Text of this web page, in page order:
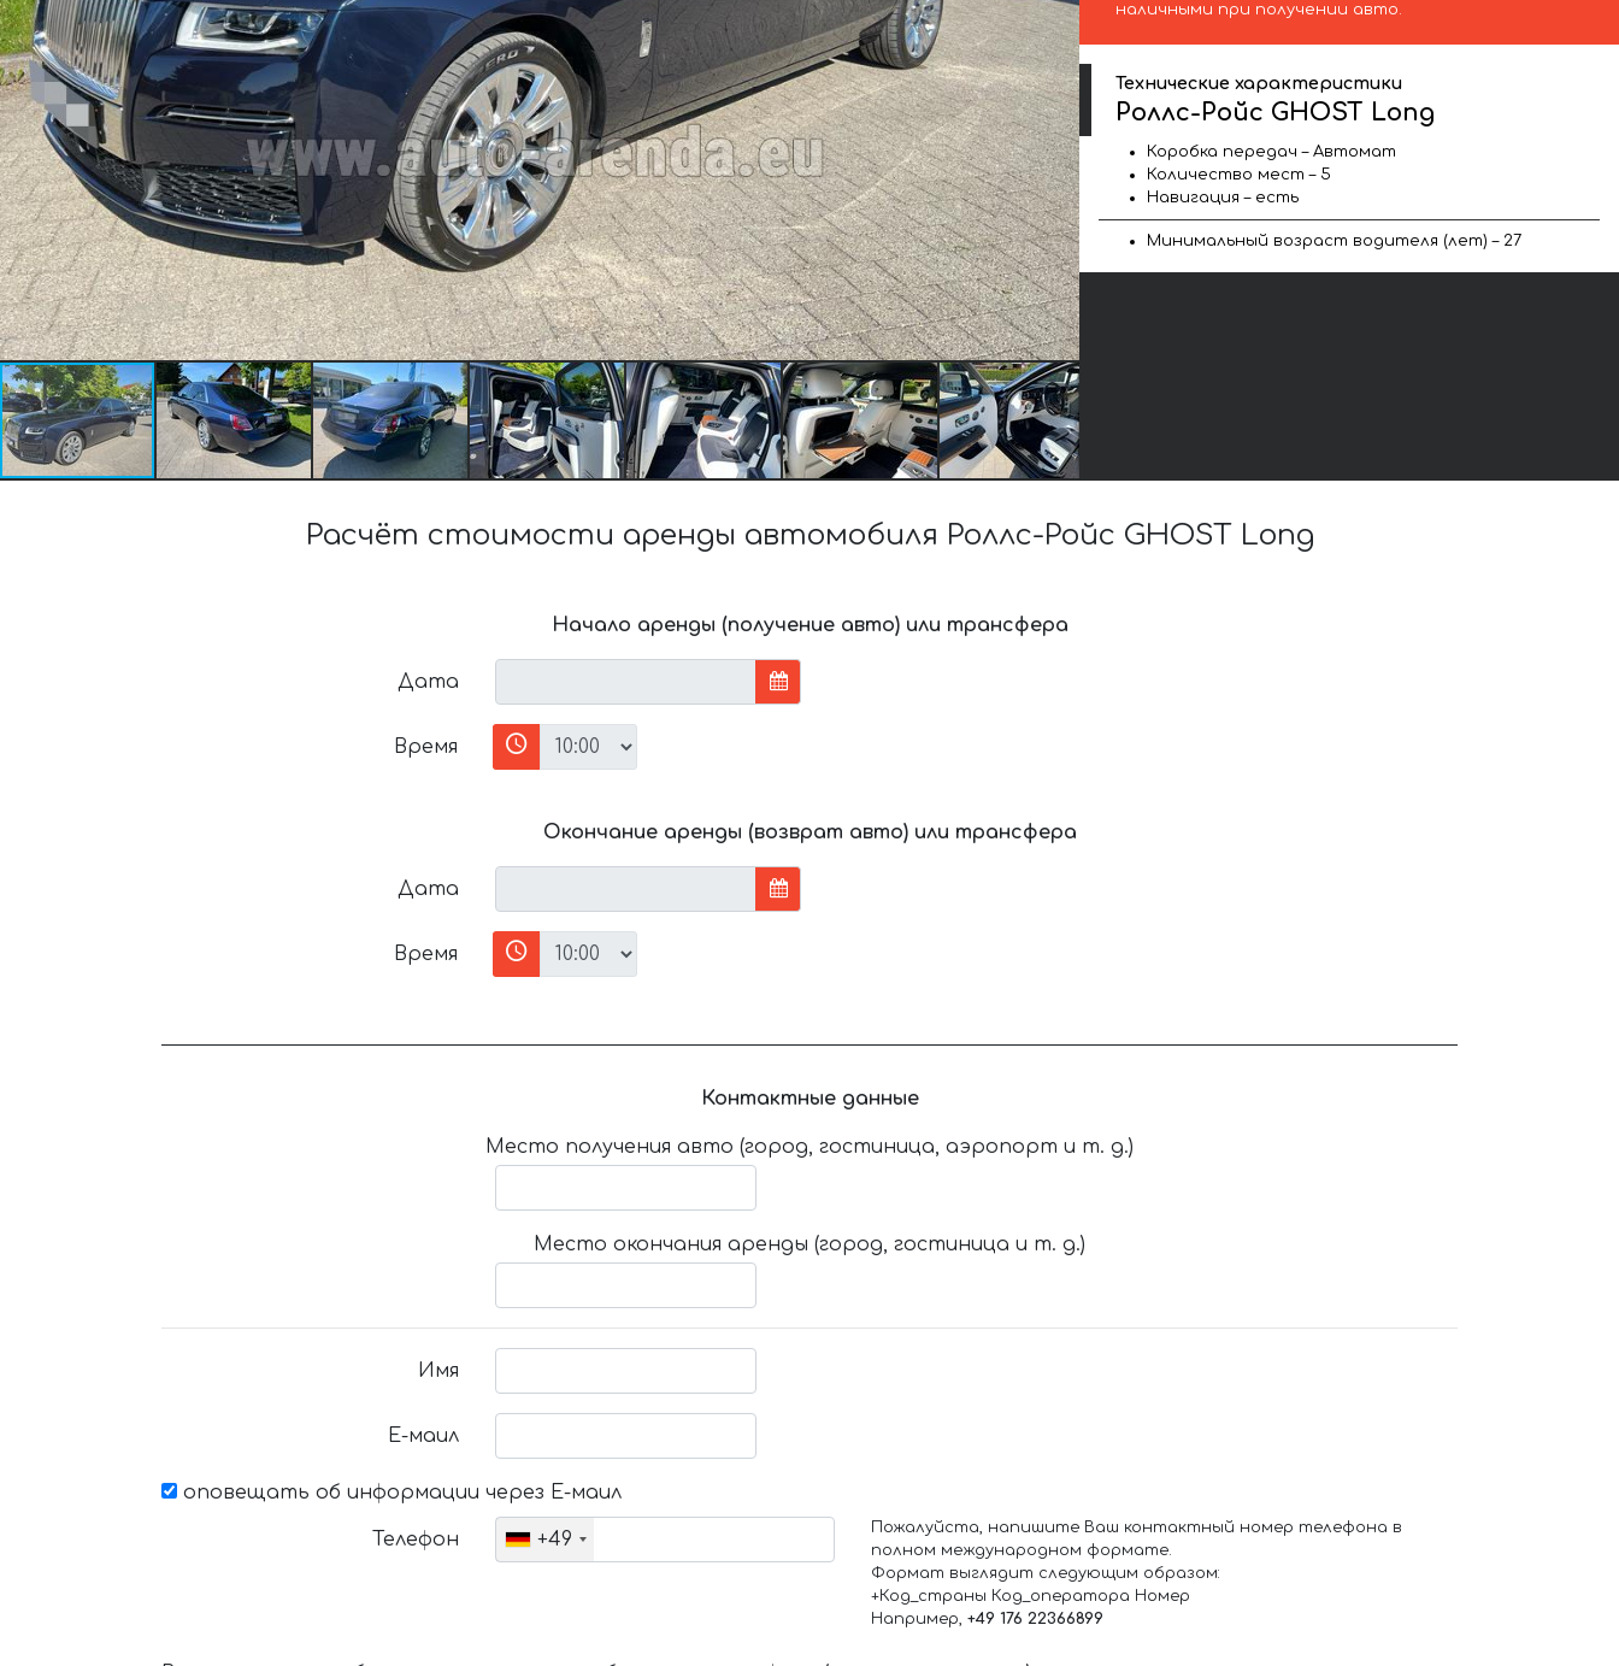
наличными при получении авто.
Технические характеристики
Роллс-Ройс GHOST Long
Коробка передач – Автомат
Количество мест – 5
Навигация – есть
Минимальный возраст водителя (лет) – 27
Расчёт стоимости аренды автомобиля Роллс-Ройс GHOST Long
Начало аренды (получение авто) или трансфера
Дата
Время
Окончание аренды (возврат авто) или трансфера
Дата
Время
Контактные данные
Место получения авто (город, гостиница, аэропорт и т. д.)
Место окончания аренды (город, гостиница и т. д.)
Имя
Е-маил
оповещать об информации через Е-маил
Телефон +49
Пожалуйста, напишите Ваш контактный номер телефона в
полном международном формате.
Формат выглядит следующим образом:
+Код_страны Код_оператора Номер
Например, +49 176 22366899